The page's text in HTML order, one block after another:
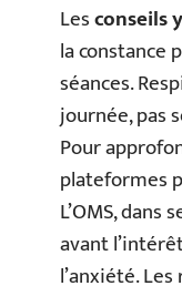
Lesconseils
la constance
séances.
journée, pas
Pour
plateformes
L’OMS,
avant
l’anxiété.